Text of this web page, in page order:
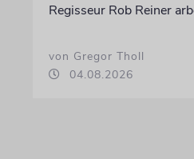
Regisseur Rob Reiner
von Gregor Tholl
04.08.2026